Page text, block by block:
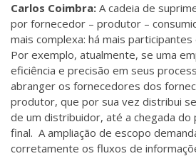
Carlos Coimbra: A cadeia de
por fornecedor – produtor –
mais complexa: há mais participantes
Por exemplo, atualmente, se uma
eficiência e precisão em seus
abranger os fornecedores dos
produtor, que por sua vez distribui
de um distribuidor, até a chegada
final. A ampliação de escopo
corretamente os fluxos de